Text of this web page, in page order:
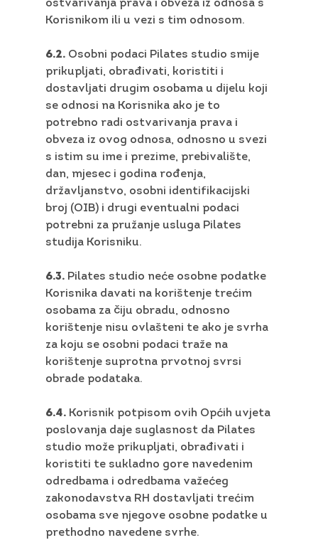
ostvarivanja prava i obveza iz odnosa s
Korisnikom ili u vezi s tim odnosom.
6.2. Osobni podaci Pilates studio smije
prikupljati, obrađivati, koristiti i
dostavljati drugim osobama u dijelu koji
se odnosi na Korisnika ako je to
potrebno radi ostvarivanja prava i
obveza iz ovog odnosa, odnosno u svezi
s istim su ime i prezime, prebivalište,
dan, mjesec i godina rođenja,
državljanstvo, osobni identifikacijski
broj (OIB) i drugi eventualni podaci
potrebni za pružanje usluga Pilates
studija Korisniku.
6.3. Pilates studio neće osobne podatke
Korisnika davati na korištenje trećim
osobama za čiju obradu, odnosno
korištenje nisu ovlašteni te ako je svrha
za koju se osobni podaci traže na
korištenje suprotna prvotnoj svrsi
obrade podataka.
6.4. Korisnik potpisom ovih Općih uvjeta
poslovanja daje suglasnost da Pilates
studio može prikupljati, obrađivati i
koristiti te sukladno gore navedenim
odredbama i odredbama važećeg
zakonodavstva RH dostavljati trećim
osobama sve njegove osobne podatke u
prethodno navedene svrhe.